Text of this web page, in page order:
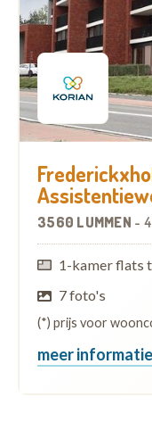
3560 LUMMEN -
1-kamer flats
7 foto's
(*) prijs voor
meer informatie